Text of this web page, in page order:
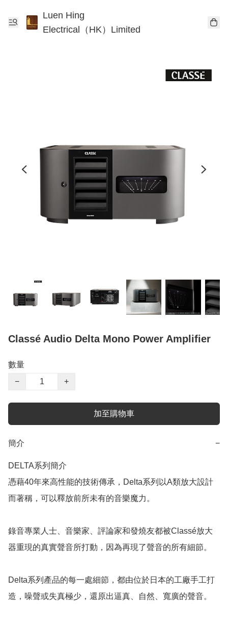
Luen Hing
Electrical（HK）Limited
Classé Audio Delta Mono Power Amplifier
數量
−
+
加至購物車
簡介 −
DELTA系列簡介
憑藉40年來高性能的技術傳承，Delta系列以A類放大設計
而著稱，可以釋放前所未有的音樂魔力。
錄音專業人士、音樂家、評論家和發燒友都被Classé放大
器重現的真實聲音所打動，因為再現了聲音的所有細節。
Delta系列產品的每一處細節，都由位於日本的工廠手工打
造，噪聲或失真極少，還原出逼真、自然、寬廣的聲音。